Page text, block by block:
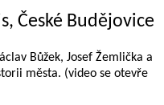
České Budějovice
Bůžek, Josef Žemlička a
města. (video se otevře